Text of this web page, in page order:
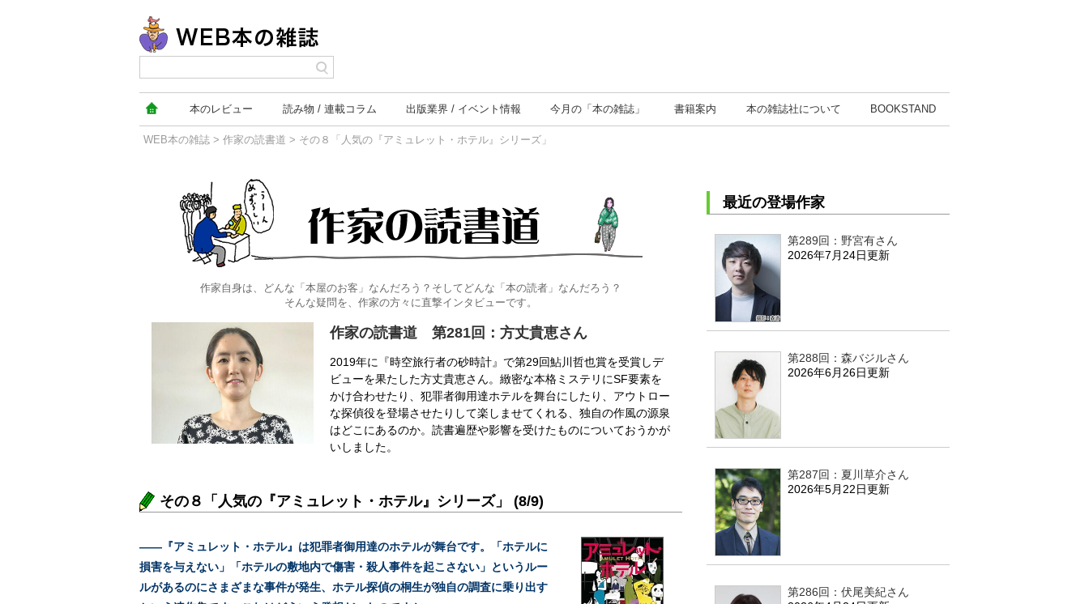
本のレビュー 読み物 連載コラム 出版業界 イベント情報 今月の 「本の雑誌」 書籍案内 本の雑誌社について BOOKSTAND
WEB本の雑誌 > 作家の読書道 > その８「人気の『アミュレット・ホテル』シリーズ」
作家の読書道本文作家自身は、どんな「本屋のお客」なんだろう？そしてどんな「本の読者」なんだろう？
そんな疑問を、作家の方々に直撃インタビューです。
作家の読書道 第281回：方丈貴恵さん
2019年に『時空旅行者の砂時計』で第29回鮎川哲也賞を受賞しデ
ビューを果たした方丈貴恵さん。緻密な本格ミステリにSF要素を
かけ合わせたり、犯罪者御用達ホテルを舞台にしたり、アウトロー
な探偵役を登場させたりして楽しませてくれる、独自の作風の源泉
はどこにあるのか。読書遍歴や影響を受けたものについておうかが
いしました。
その８「人気の『アミュレット・ホテル』シリーズ」 (8/9)
――『アミュレット・ホテル』は犯罪者御用達のホテルが舞台です。「ホテルに
損害を与えない」「ホテルの敷地内で傷害・殺人事件を起こさない」というルー
ルがあるのにさまざまな事件が発生、ホテル探偵の桐生が独自の調査に乗り出す
最近の登場作家
第289回：野宮有さん
2026年7月24日更新
第288回：森バジルさん
2026年6月26日更新
第287回：夏川草介さん
2026年5月22日更新
第286回：伏尾美紀さん